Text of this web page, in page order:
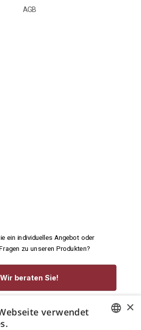
AGB
ein individuelles Angebot oder
zu unseren Produkten?
Wir beraten Sie!
medic.com +49 1573 933272 ×
verwendet